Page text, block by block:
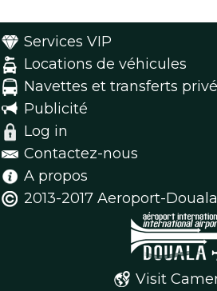
Services VIP
Locations de véhicules
Navettes et transferts
Publicité
Log in
Contactez-nous
A propos
2013-2017 Aeroport-
Visit